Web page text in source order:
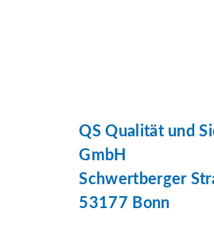
QS Qualität und
GmbH
Schwertberger
53177 Bonn